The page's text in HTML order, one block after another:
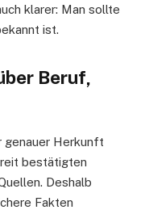
klarer: Man sollte
ist.
Beruf,
genauer Herkunft
bestätigten
Deshalb
Fakten